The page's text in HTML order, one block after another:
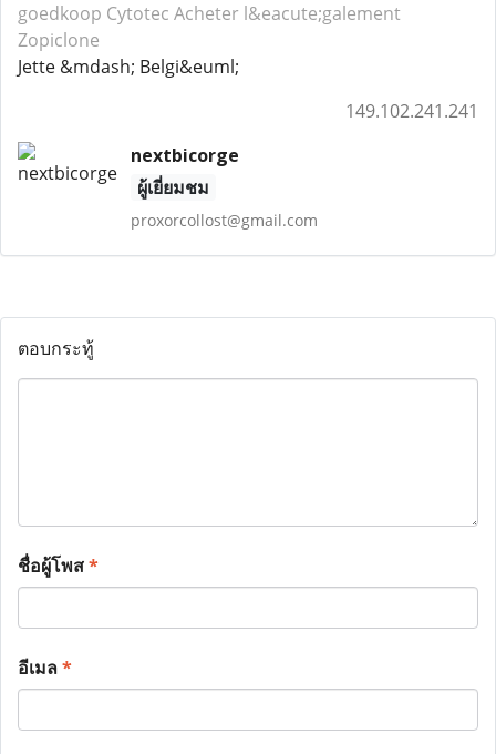
goedkoop Cytotec Acheter l&eacute;galement
Zopiclone
Jette &mdash; Belgi&euml;
149.102.241.241
nextbicorge
ผู้เยี่ยมชม
proxorcollost@gmail.com
ตอบกระทู้
ชื่อผู้โพส*
อีเมล*